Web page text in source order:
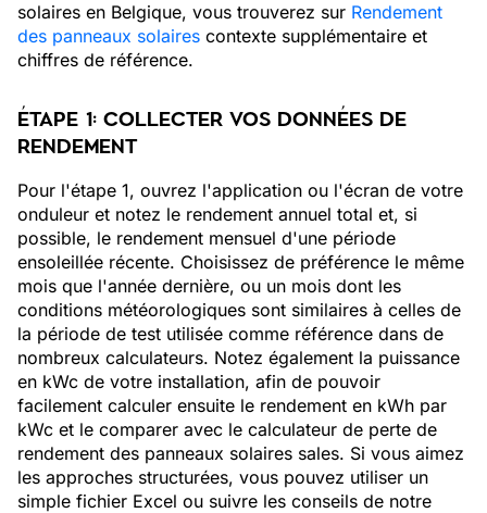
solaires en Belgique, vous trouverez sur Rendement
des panneaux solaires contexte supplémentaire et
chiffres de référence.
ÉTAPE 1: COLLECTER VOS DONNÉES DE
RENDEMENT
Pour l'étape 1, ouvrez l'application ou l'écran de votre
onduleur et notez le rendement annuel total et, si
possible, le rendement mensuel d'une période
ensoleillée récente. Choisissez de préférence le même
mois que l'année dernière, ou un mois dont les
conditions météorologiques sont similaires à celles de
la période de test utilisée comme référence dans de
nombreux calculateurs. Notez également la puissance
en kWc de votre installation, afin de pouvoir
facilement calculer ensuite le rendement en kWh par
kWc et le comparer avec le calculateur de perte de
rendement des panneaux solaires sales. Si vous aimez
les approches structurées, vous pouvez utiliser un
simple fichier Excel ou suivre les conseils de notre